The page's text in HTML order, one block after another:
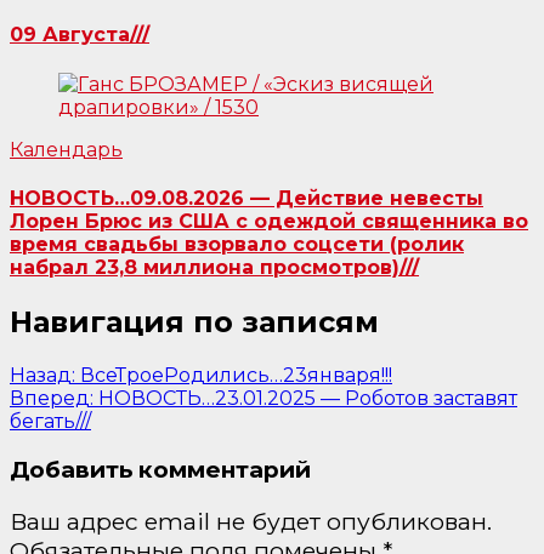
09 Августа///
Календарь
НОВОСТЬ…09.08.2026 — Действие невесты
Лорен Брюс из США с одеждой священника во
время свадьбы взорвало соцсети (ролик
набрал 23,8 миллиона просмотров)///
Навигация по записям
Назад: ВсеТроеРодились…23января!!!
Вперед: НОВОСТЬ…23.01.2025 — Роботов заставят
бегать///
Добавить комментарий
Ваш адрес email не будет опубликован.